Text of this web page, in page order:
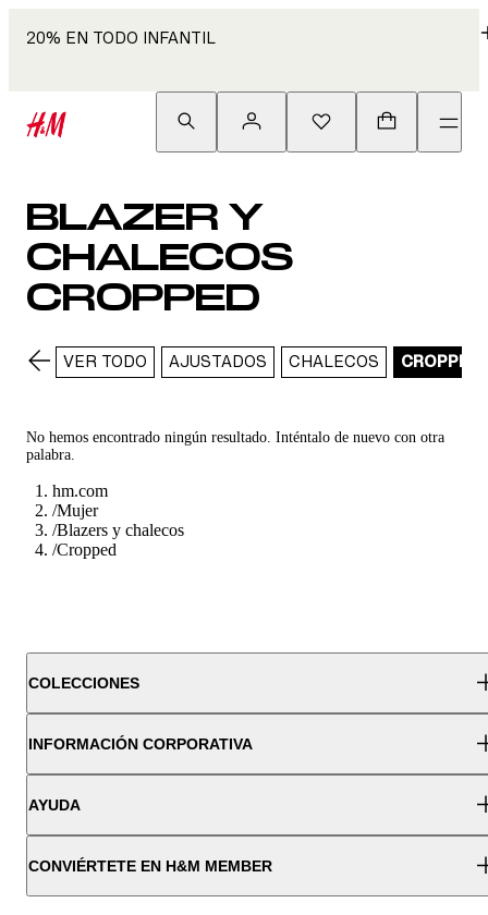
20% EN TODO INFANTIL
BLAZER Y
CHALECOS
CROPPED
VER TODO AJUSTADOS CHALECOS CROPPED
No hemos encontrado ningún resultado. Inténtalo de nuevo con otra
palabra.
hm.com
/Mujer
/Blazers y chalecos
/Cropped
COLECCIONES
INFORMACIÓN CORPORATIVA
AYUDA
CONVIÉRTETE EN H&M MEMBER